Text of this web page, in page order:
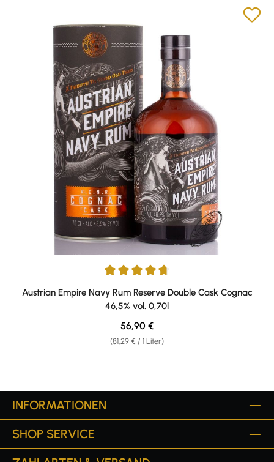
Durchschnittliche Bewertung von 4.86 von 5 Sternen
Austrian Empire Navy Rum Reserve Double Cask Cognac
46,5% vol. 0,70l
(81,29 € / 1 Liter)
Regulärer Preis:
56,90 €
INFORMATIONEN
SHOP SERVICE